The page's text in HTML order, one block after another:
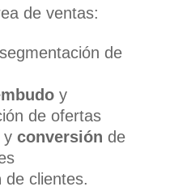
de ventas:
de
y
de ofertas
y conversión de
de clientes.